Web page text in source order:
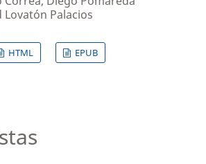
Lovatón Palacios
HTML EPUB